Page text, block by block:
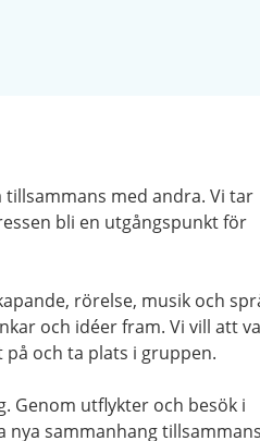
med andra. Vi tar
bli en utgångspunkt för
rörelse, musik och
och idéer fram. Vi vill att
och ta plats i gruppen.
Genom utflykter och besök i
sammanhang